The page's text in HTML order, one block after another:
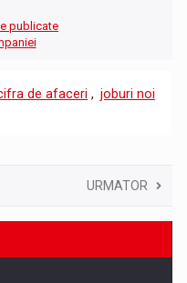
publicate
de afaceri , joburi noi
URMATOR